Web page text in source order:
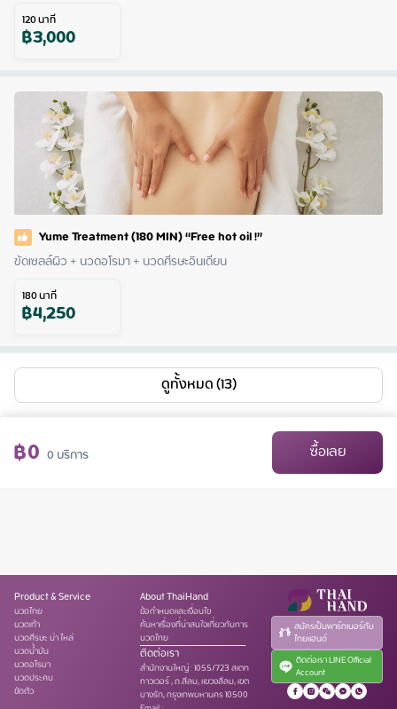
120นาที
฿3,000
Yume Treatment (180 MIN) “Free hot oil !”
ขัดเซลล์ผิว + นวดอโรมา + นวดศีรษะอินเดียน
180นาที
฿4,250
ดูทั้งหมด (13)
฿0 0บริการ ซื้อเลย
Product & Service
นวดไทย
นวดเท้า
นวดศีรษะ บ่า ไหล่
นวดน้ำมัน
นวดอโรมา
นวดประคบ
ขัดตัว
About ThaiHand
ข้อกำหนดและเงื่อนไข
ค้นหาเรื่องที่น่าสนใจเกี่ยวกับการ
นวดไทย
ติดต่อเรา
สำนักงานใหญ่:1055/723 สเตท
ทาวเวอร์ , ถ.สีลม, แขวงสีลม, เขต
บางรัก, กรุงเทพมหานคร 10500
สมัครเป็นพาร์ทเนอร์กับ
ไทยแฮนด์
ติดต่อเรา LINE Official
Account